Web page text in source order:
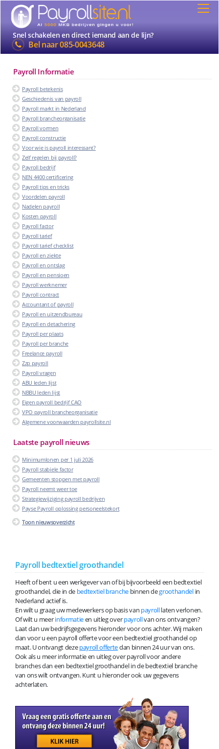
Snel schakelen en direct iemand aan de lijn?
Bel naar085-0043648
Payroll Informatie
Payroll betekenis
Geschiedenis van payroll
Payroll markt in Nederland
Payroll brancheorganisatie
Payroll vormen
Payroll constructie
Voor wie is payroll interessant?
Zelf regelen bij payroll?
Payroll bedrijf
NEN 4400 certificering
Payroll tips en tricks
Voordelen payroll
Nadelen payroll
Kosten payroll
Payroll factor
Payroll tarief
Payroll tarief checklist
Payroll en ziekte
Payroll en ontslag
Payroll en pensioen
Payroll werknemer
Payroll contract
Accountant of payroll
Payroll en uitzendbureau
Payroll en detachering
Payroll per plaats
Payroll per branche
Freelance payroll
Zzp payroll
Payroll vragen
ABU leden lijst
NBBU leden lijst
Eigen payroll bedrijf CAO
VPO payroll brancheorganisatie
Algemene voorwaarden payrollsite.nl
Laatste payroll nieuws
Minimumlonen per 1 juli 2026
Payroll stabiele factor
Gemeenten stoppen met payroll
Payroll neemt weer toe
Strategiewijziging payroll bedrijven
Payse Payroll oplossing personeelstekort
Toon nieuwsoverzicht
Payroll bedtextiel groothandel
Heeft of bent u een werkgever van of bij bijvoorbeeld een bedtextiel
groothandel, die in de bedtextiel branchebinnen degroothandelin
Nederland actief is.
En wilt u graag uw medewerkers op basis van payrolllaten verlonen.
Of wilt u meerinformatieen uitleg overpayrollvan ons ontvangen?
Laat dan uw bedrijfsgegevens hieronder voor ons achter. Wij maken
dan voor u een payroll offerte voor een bedtextiel groothandel op
maat. U ontvangt dezepayroll offertedan binnen 24 uur van ons.
Ook als u meer informatie en uitleg over payroll voor andere
branches dan een bedtextiel groothandel in de bedtextiel branche
van ons wilt ontvangen. Kunt u hieronder ook uw gegevens
achterlaten.